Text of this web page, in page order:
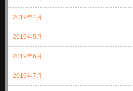
2019年4月
2019年5月
2019年6月
2019年7月